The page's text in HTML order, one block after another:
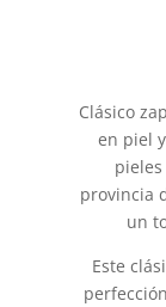
Clásico
en piel
provincia
un
Este